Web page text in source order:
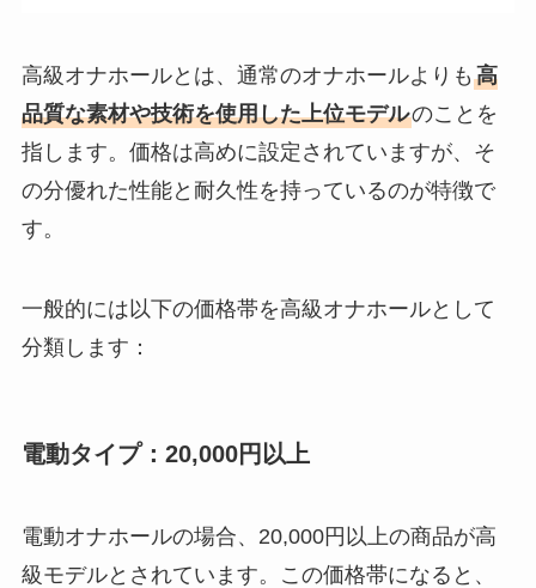
高級オナホールとは、通常のオナホールよりも 高
品質な素材や技術を使用した上位モデルのことを
指します。価格は高めに設定されていますが、そ
の分優れた性能と耐久性を持っているのが特徴で
す。
一般的には以下の価格帯を高級オナホールとして
分類します：
電動タイプ：20,000円以上
電動オナホールの場合、20,000円以上の商品が高
級モデルとされています。この価格帯になると、